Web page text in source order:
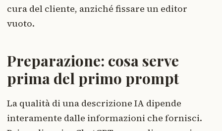
cura del cliente, anziché fissare un editor
vuoto.
Preparazione: cosa serve
prima del primo prompt
La qualità di una descrizione IA dipende
interamente dalle informazioni che fornisci.